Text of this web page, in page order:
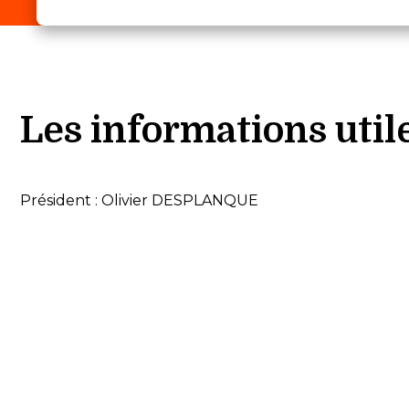
Les informations
Président : Olivier DESPLANQUE